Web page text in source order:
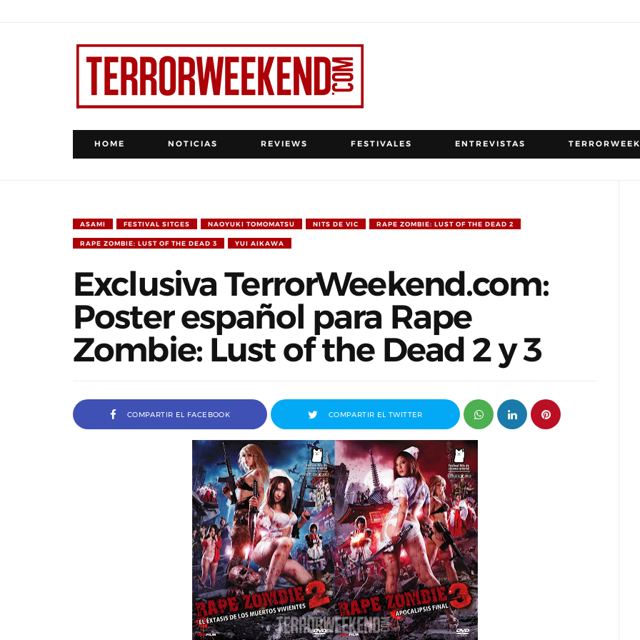
HOME NOTICIAS REVIEWS FESTIVALES ENTREVISTAS
ASAMI FESTIVAL SITGES NAOYUKI TOMOMATSU NITS DE VIC RAPE ZOMBIE: LUST OF THE DEAD 2
RAPE ZOMBIE: LUST OF THE DEAD 3 YUI AIKAWA
Exclusiva TerrorWeekend.com:
Poster español para Rape
Zombie: Lust of the Dead 2 y 3
COMPARTIR EL FACEBOOK COMPARTIR EL TWITTER
Entrevista a Álvaro Pita, director del
cortometraje Ortega
Entrevista a Jordi Arencón y Pablo J.
Cosco, codirectores de Amigo Invisible